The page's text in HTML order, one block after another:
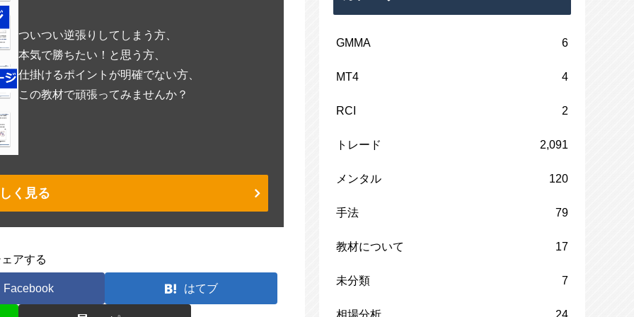
ついつい逆張りしてしまう方、
本気で勝ちたい！と思う方、
仕掛けるポイントが明確でない方、
この教材で頑張ってみませんか？
く見る
アする
Facebook はてブ
GMMA 6
MT4 4
RCI 2
トレード 2,091
メンタル 120
手法 79
教材について 17
未分類 7